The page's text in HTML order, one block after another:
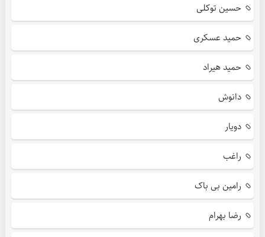
حسین توکلی
حمید عسکری
حمید هیراد
دانوش
دویار
راغب
رامین بی باک
رضا بهرام